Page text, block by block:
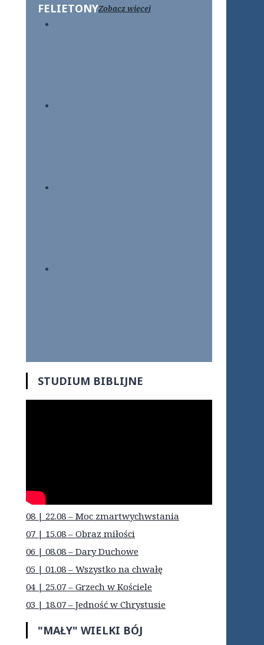
FELIETONYZobacz więcej
STUDIUM BIBLIJNE
08 | 22.08 – Moc zmartwychwstania
07 | 15.08 – Obraz miłości
06 | 08.08 – Dary Duchowe
05 | 01.08 – Wszystko na chwałę
04 | 25.07 – Grzech w Kościele
03 | 18.07 – Jedność w Chrystusie
"MAŁY" WIELKI BÓJ